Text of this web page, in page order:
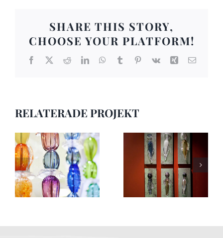
SHARE THIS STORY,
CHOOSE YOUR PLATFORM!
Facebook
X RedditLinkedInWhatsApp
TumblrPinterest
Vk Xing E-
RELATERADE PROJEKT
Offentlig konst 17 Offentlig konst 16